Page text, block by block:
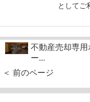
としてご
不動産売却専用
ー...
＜ 前のページ